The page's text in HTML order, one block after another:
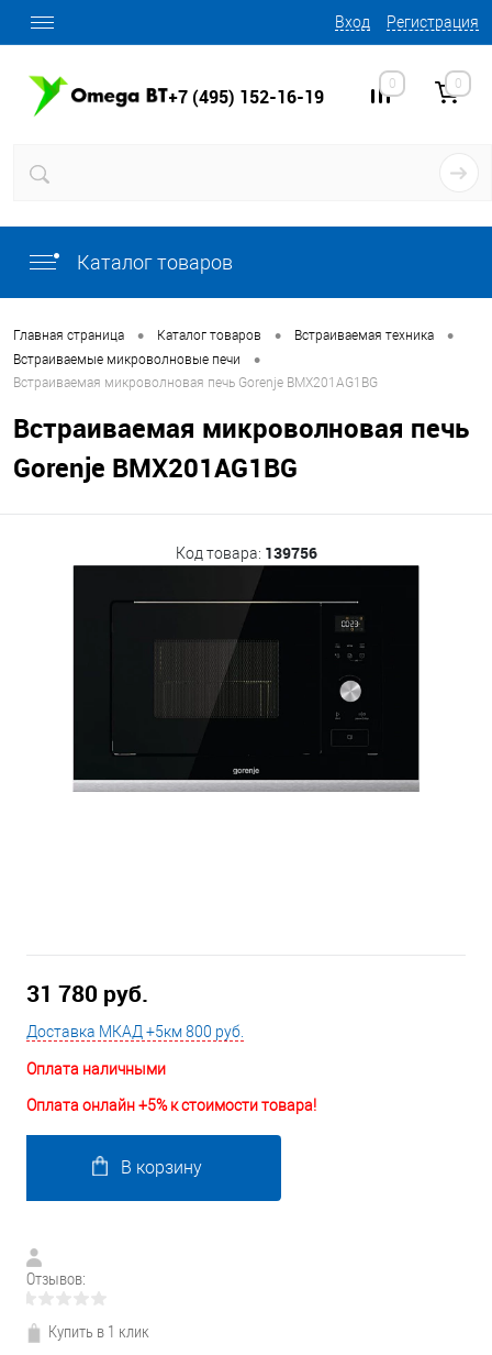
Вход Регистрация
+7 (495) 152-16-19
0 0
Каталог товаров
Главная страница • Каталог товаров • Встраиваемая техника •
Встраиваемые микроволновые печи •
Встраиваемая микроволновая печь Gorenje BMX201AG1BG
Встраиваемая микроволновая печь
Gorenje BMX201AG1BG
Код товара: 139756
31 780 руб.
Доставка МКАД +5км 800 руб.
Оплата наличными
Оплата онлайн +5% к стоимости товара!
В корзину
Отзывов:
Купить в 1 клик